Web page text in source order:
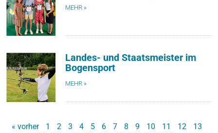
MEHR »
Landes- und Staatsmeister im
Bogensport
MEHR »
« vorher 1 2 3 4 5 6 7 8 9 10 11 12
13